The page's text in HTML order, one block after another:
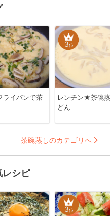
イパンで茶
3位
レンチン★茶碗
どん
茶碗蒸しのカテゴリへ
レシピ
3位